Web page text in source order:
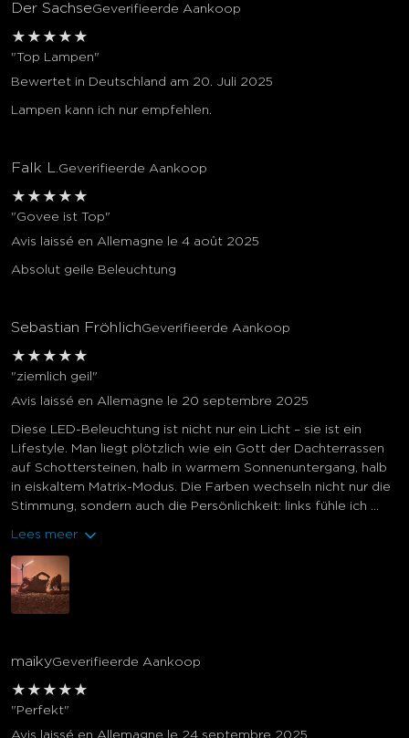
Der SachseGeverifieerde Aankoop
★ ★ ★ ★ ★
"Top Lampen"
Bewertet in Deutschland am 20. Juli 2025
Lampen kann ich nur empfehlen.
Falk L.Geverifieerde Aankoop
★ ★ ★ ★ ★
"Govee ist Top"
Avis laissé en Allemagne le 4 août 2025
Absolut geile Beleuchtung
Sebastian FröhlichGeverifieerde Aankoop
★ ★ ★ ★ ★
"ziemlich geil"
Avis laissé en Allemagne le 20 septembre 2025
Diese LED-Beleuchtung ist nicht nur ein Licht – sie ist ein
Lifestyle. Man liegt plötzlich wie ein Gott der Dachterrassen
auf Schottersteinen, halb in warmem Sonnenuntergang, halb
in eiskaltem Matrix-Modus. Die Farben wechseln nicht nur die
Stimmung, sondern auch die Persönlichkeit: links fühle ich ...
Lees meer
maikyGeverifieerde Aankoop
★ ★ ★ ★ ★
"Perfekt"